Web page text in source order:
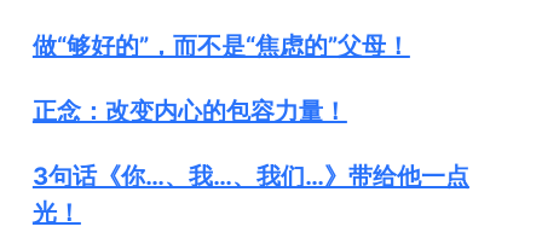
做“够好的”，而不是“焦虑的”父母！
正念：改变内心的包容力量！
3句话《你…、我…、我们…》带给他一点
光！